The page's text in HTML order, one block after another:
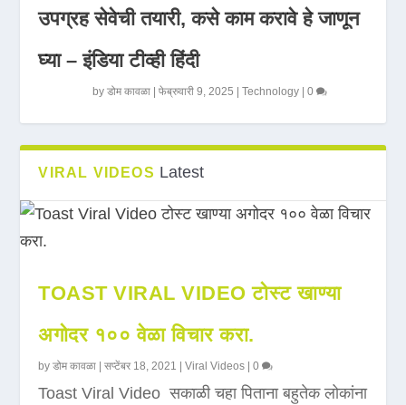
उपग्रह सेवेची तयारी, कसे काम करावे हे जाणून
घ्या – इंडिया टीव्ही हिंदी
byडोम कावळा |फेब्रुवारी 9, 2025 |Technology |0
VIRAL VIDEOS Latest
TOAST VIRAL VIDEO टोस्ट खाण्या
अगोदर १०० वेळा विचार करा.
byडोम कावळा |सप्टेंबर 18, 2021 |Viral Videos |0
Toast Viral Video सकाळी चहा पिताना बहुतेक लोकांना